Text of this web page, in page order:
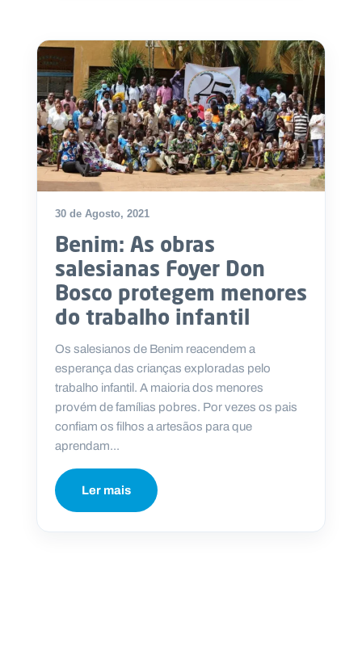
30 de Agosto, 2021
Benim: As obras
salesianas Foyer Don
Bosco protegem menores
do trabalho infantil
Os salesianos de Benim reacendem a
esperança das crianças exploradas pelo
trabalho infantil. A maioria dos menores
provém de famílias pobres. Por vezes os pais
confiam os filhos a artesãos para que
aprendam...
Ler mais
A
g
e
n
d
a
C
o
n
t
a
c
t
o
s
e
s
l
e
tt
e